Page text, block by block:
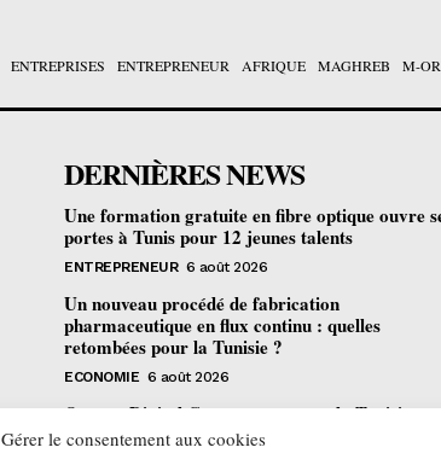
Gérer le consentement aux cookies
ENTREPRISES ENTREPRENEUR AFRIQUE MAGHREB M-
DERNIÈRES NEWS
Une formation gratuite en fibre optique ouvre
portes à Tunis pour 12 jeunes talents
ENTREPRENEUR 6 août 2026
Un nouveau procédé de fabrication
pharmaceutique en flux continu : quelles
retombées pour la Tunisie ?
ECONOMIE 6 août 2026
Orange Digital Center : comment la Tunisie est
devenue le laboratoire mondial de l’inclusion